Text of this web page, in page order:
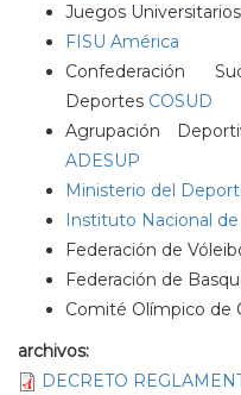
Juegos Universitarios
FISU América
Confederación
Deportes COSUD
Agrupación
ADESUP
Ministerio del
Instituto Nacional
Federación de
Federación de
Comité Olímpico de
archivos:
DECRETO